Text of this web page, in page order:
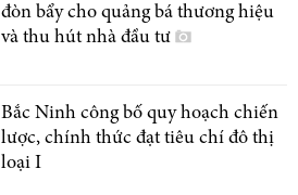
đòn bẩy cho quảng bá thương hiệu
và thu hút nhà đầu tư
Bắc Ninh công bố quy hoạch chiến
lược, chính thức đạt tiêu chí đô thị
loại I